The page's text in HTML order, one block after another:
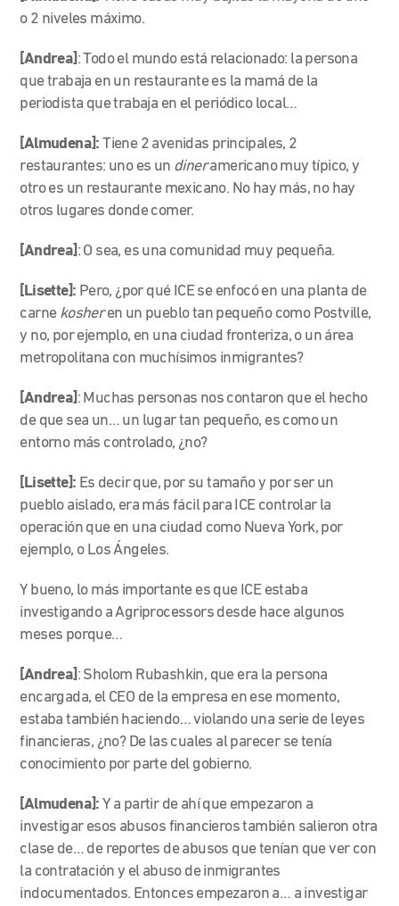
o 2 niveles máximo.
[Andrea] : Todo el mundo está relacionado: la persona
que trabaja en un restaurante es la mamá de la
periodista que trabaja en el periódico local…
[Almudena]: Tiene 2 avenidas principales, 2
restaurantes: uno es un dineramericano muy típico, y
otro es un restaurante mexicano. No hay más, no hay
otros lugares donde comer.
[Andrea] : O sea, es una comunidad muy pequeña.
[Lisette]: Pero, ¿por qué ICE se enfocó en una planta de
carne kosheren un pueblo tan pequeño como Postville,
y no, por ejemplo, en una ciudad fronteriza, o un área
metropolitana con muchísimos inmigrantes?
[Andrea] : Muchas personas nos contaron que el hecho
de que sea un… un lugar tan pequeño, es como un
entorno más controlado, ¿no?
[Lisette]: Es decir que, por su tamaño y por ser un
pueblo aislado, era más fácil para ICE controlar la
operación que en una ciudad como Nueva York, por
ejemplo, o Los Ángeles.
Y bueno, lo más importante es que ICE estaba
investigando a Agriprocessors desde hace algunos
meses porque…
[Andrea] : Sholom Rubashkin, que era la persona
encargada, el CEO de la empresa en ese momento,
estaba también haciendo… violando una serie de leyes
financieras, ¿no? De las cuales al parecer se tenía
conocimiento por parte del gobierno.
[Almudena]: Y a partir de ahí que empezaron a
investigar esos abusos financieros también salieron otra
clase de… de reportes de abusos que tenían que ver con
la contratación y el abuso de inmigrantes
indocumentados. Entonces empezaron a… a investigar